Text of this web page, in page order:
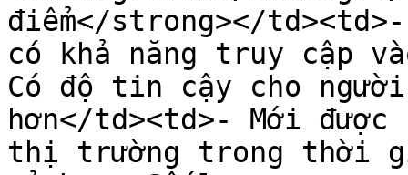
điểm</strong></
có khả năng truy cập
Có độ tin cậy cho
hơn</td><td>- Mới
thị trường trong thời